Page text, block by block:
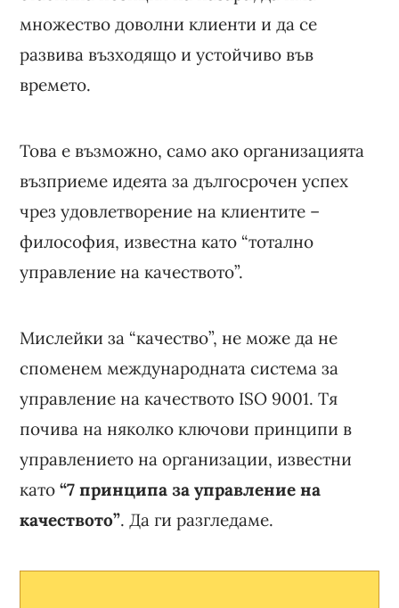
множество доволни клиенти и да се
развива възходящо и устойчиво във
времето.
Това е възможно, само ако организацията
възприеме идеята за дългосрочен успех
чрез удовлетворение на клиентите –
философия, известна като “тотално
управление на качеството”.
Мислейки за “качество”, не може да не
споменем международната система за
управление на качеството ISO 9001. Тя
почива на няколко ключови принципи в
управлението на организации, известни
като“7 принципa за управление на
качеството”. Да ги разгледаме.